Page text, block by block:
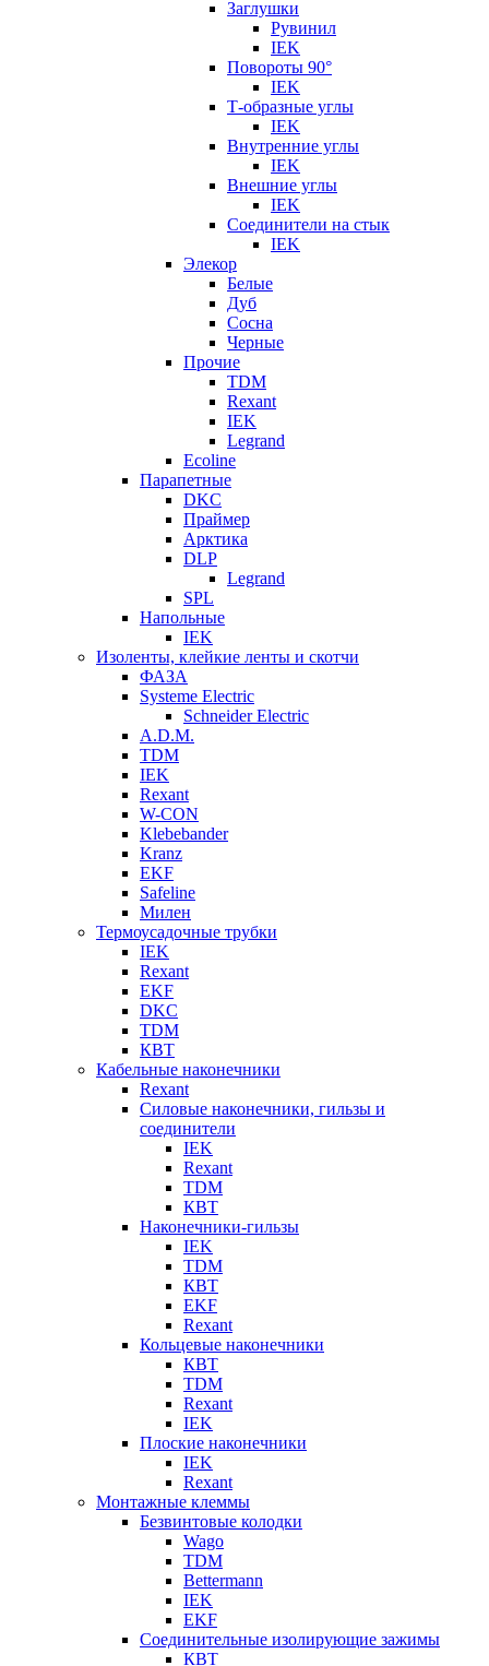
Заглушки
Рувинил
IEK
Повороты 90°
IEK
Т-образные углы
IEK
Внутренние углы
IEK
Внешние углы
IEK
Соединители на стык
IEK
Элекор
Белые
Дуб
Сосна
Черные
Прочие
TDM
Rexant
IEK
Legrand
Ecoline
Парапетные
DKC
Праймер
Арктика
DLP
Legrand
SPL
Напольные
IEK
Изоленты, клейкие ленты и скотчи
ФАЗА
Systeme Electric
Schneider Electric
A.D.M.
TDM
IEK
Rexant
W-CON
Klebebander
Kranz
EKF
Safeline
Милен
Термоусадочные трубки
IEK
Rexant
EKF
DKC
TDM
КВТ
Кабельные наконечники
Rexant
Силовые наконечники, гильзы и
соединители
IEK
Rexant
TDM
КВТ
Наконечники-гильзы
IEK
TDM
КВТ
EKF
Rexant
Кольцевые наконечники
КВТ
TDM
Rexant
IEK
Плоские наконечники
IEK
Rexant
Монтажные клеммы
Безвинтовые колодки
Wago
TDM
Bettermann
IEK
EKF
Соединительные изолирующие зажимы
КВТ